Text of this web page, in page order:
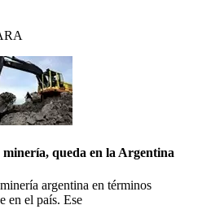
queda en la Argentina
argentina en términos
en el país. Ese